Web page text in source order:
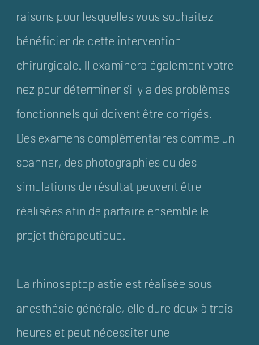
raisons pour lesquelles vous souhaitez
bénéficier de cette intervention
chirurgicale. Il examinera également votre
nez pour déterminer s'il y a des problèmes
fonctionnels qui doivent être corrigés.
Des examens complémentaires comme un
scanner, des photographies ou des
simulations de résultat peuvent être
réalisées afin de parfaire ensemble le
projet thérapeutique.
La rhinoseptoplastie est réalisée sous
anesthésie générale, elle dure deux à trois
heures et peut nécessiter une